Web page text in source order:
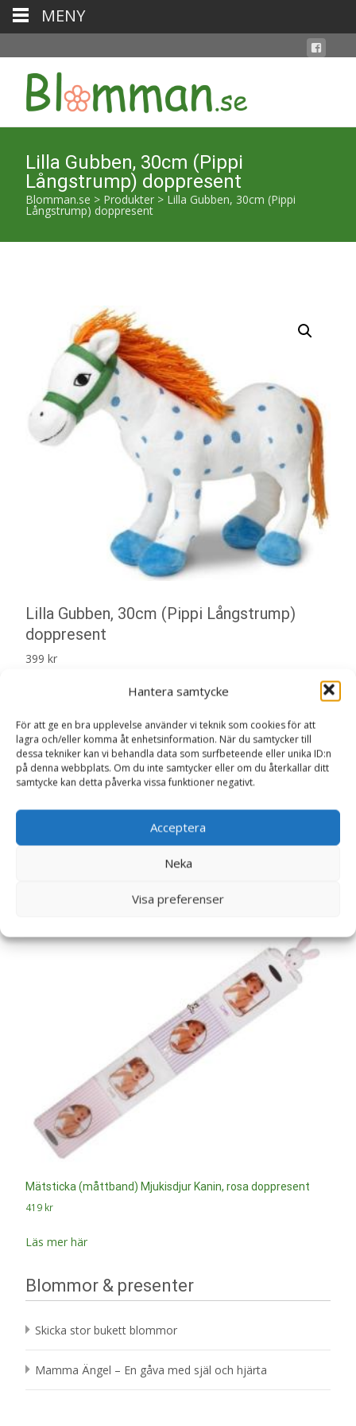
Hantera samtycke
För att ge en bra upplevelse använder vi teknik som cookies för att
lagra och/eller komma åt enhetsinformation. När du samtycker till
dessa tekniker kan vi behandla data som surfbeteende eller unika ID:n
på denna webbplats. Om du inte samtycker eller om du återkallar ditt
samtycke kan detta påverka vissa funktioner negativt.
Acceptera
Neka
Visa preferenser
Lilla Gubben, 30cm (Pippi
Långstrump) doppresent
Blomman.se > Produkter > Lilla Gubben, 30cm (Pippi
Långstrump) doppresent
Lilla Gubben, 30cm (Pippi Långstrump)
doppresent
399 kr
Lilla Gubben, 30cm (Pippi Långstrump)
Doppresenter
Läs mer här
Mätsticka (måttband) Mjukisdjur Kanin, rosa doppresent
419 kr
Läs mer här
Blommor & presenter
Skicka stor bukett blommor
Mamma Ängel – En gåva med själ och hjärta
MENY